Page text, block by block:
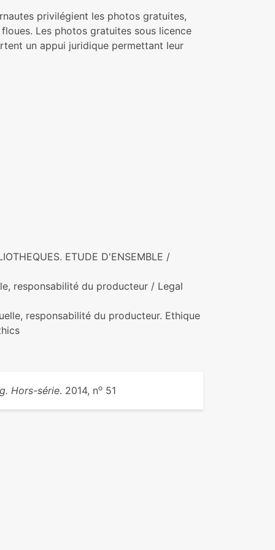
privilégient les photos gratuites,
Les photos gratuites sous licence
un appui juridique permettant leur
ETUDE D'ENSEMBLE /
responsabilité du producteur / Legal
responsabilité du producteur. Ethique
Hors-série. 2014, no 51